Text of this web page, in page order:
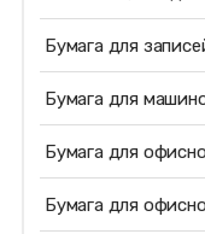
Бумага для
Бумага для
Бумага для
Бумага для